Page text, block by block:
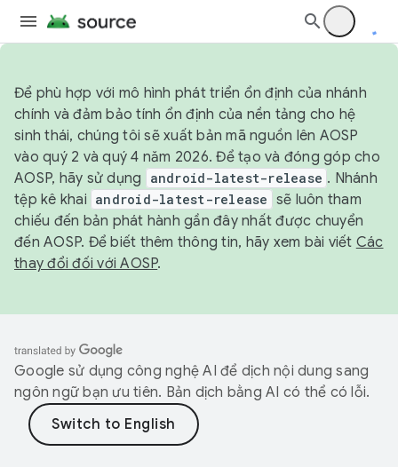
Để phù hợp với mô hình phát triển ổn định của nhánh
chính và đảm bảo tính ổn định của nền tảng cho hệ
sinh thái, chúng tôi sẽ xuất bản mã nguồn lên AOSP
vào quý 2 và quý 4 năm 2026. Để tạo và đóng góp cho
AOSP, hãy sử dụng
android-latest-release . Nhánh
tệp kê khai android-latest-release sẽ luôn tham
chiếu đến bản phát hành gần đây nhất được chuyển
đến AOSP. Để biết thêm thông tin, hãy xem bài viết Các
thay đổi đối với AOSP.
Google sử dụng công nghệ AI để dịch nội dung sang
ngôn ngữ bạn ưu tiên. Bản dịch bằng AI có thể có lỗi.